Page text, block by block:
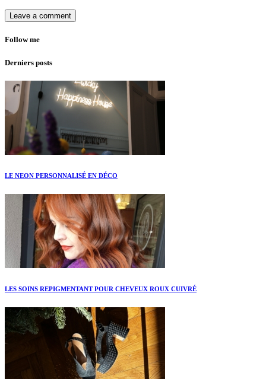
Follow me
Derniers posts
LE NEON PERSONNALISÉ EN DÉCO
LES SOINS REPIGMENTANT POUR CHEVEUX ROUX CUIVRÉ